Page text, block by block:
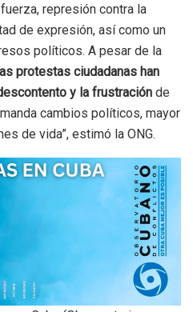
represión contra la
de expresión, así como un
políticos. A pesar de la
protestas ciudadanas han
y la frustración de
cambios políticos, mayor
de vida”, estimó la ONG.